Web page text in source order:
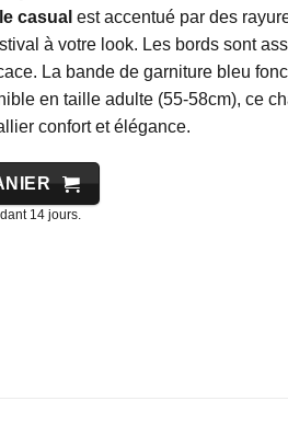
casual est accentué par des
à votre look. Les bords sont
La bande de garniture bleu
en taille adulte (55-58cm), ce
confort et élégance.
14 jours.